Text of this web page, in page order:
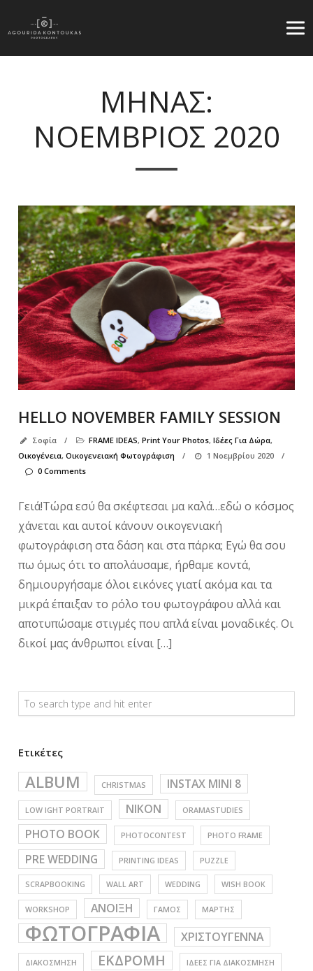
ΜΗΝΑΣ:
ΝΟΕΜΒΡΙΟΣ 2020
HELLO NOVEMBER FAMILY SESSION
Σοφία / FRAME IDEAS,Print Your Photos,Ιδέες Για Δώρα,
Οικογένεια, Οικογενειακή Φωτογράφιση / 1 Νοεμβρίου 2020
/
0 Comments
Γειά!Τώρα εσύ θα σκέφτεσαι μα καλά…εδώ ο κόσμος
χάνεται και αυτοί κάνουν οικογενιακή
φωτογράφιση στα δάση και στα πάρκα; Εγώ θα σου
πω όμως ότι το απολάυσαμε, ήρθαμε κοντά,
δημιουργήσαμε όλοι εικόνες γιατί ακόμα και τα
μικρά έπαιξαν το ρόλο του φωτογράφου αλλά και
αποτυπώσαμε στιγμές που απλά είναι μοναδικές. Οι
δικοί μας άνθρωποι είναι […]
Ετικέτες
ALBUM CHRISTMAS INSTAX MINI 8
LOW IGHT PORTRAIT NIKON ORAMASTUDIES
PHOTO BOOK PHOTOCONTEST PHOTO FRAME
PRE WEDDING PRINTING IDEAS PUZZLE
SCRAPBOOKING WALL ART WEDDING WISH BOOK
WORKSHOP ΑΝΟΙΞΗ ΓΑΜΟΣ ΜΑΡΤΗΣ
ΦΩΤΟΓΡΑΦΙΑ ΧΡΙΣΤΟΥΓΕΝΝΑ
ΔΙΑΚΟΣΜΗΣΗ ΕΚΔΡΟΜΗ ΙΔΕΕΣ ΓΙΑ ΔΙΑΚΟΣΜΗΣΗ